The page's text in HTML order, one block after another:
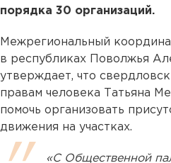
порядка 30 организаций.
Межрегиональный
в республиках Поволжья
утверждает, что
правам человека Татьяна
помочь организовать
движения на участках.
«С Общественной